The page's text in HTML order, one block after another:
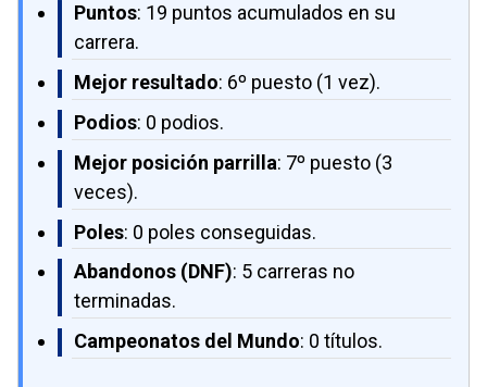
Puntos: 19 puntos acumulados en su
carrera.
Mejor resultado: 6º puesto (1 vez).
Podios: 0 podios.
Mejor posición parrilla: 7º puesto (3
veces).
Poles: 0 poles conseguidas.
Abandonos (DNF): 5 carreras no
terminadas.
Campeonatos del Mundo: 0 títulos.